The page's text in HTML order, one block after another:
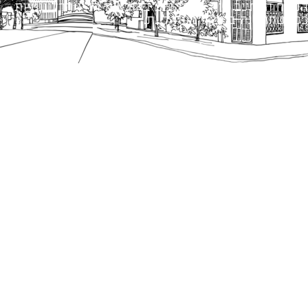
הנוסח המחייב הוא זה הקבוע בהוראות הדין הרלוונטיות
כפי שתהיינה בתוקף מעת לעת.